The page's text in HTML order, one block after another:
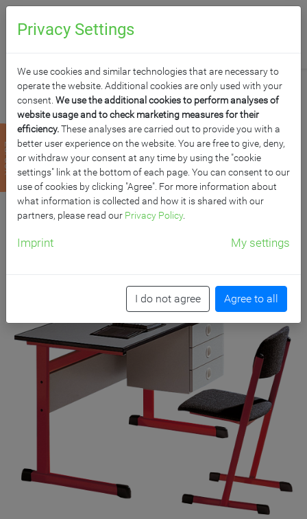
zurück LEHRERTISCH SERIE
"TL"
B/H/T: 130x76x65 cm, Melaminplatte mit ABS-Kante
Privacy Settings
We use cookies and similar technologies that are necessary to
operate the website. Additional cookies are only used with your
consent. We use the additional cookies to perform analyses of
website usage and to check marketing measures for their
efficiency.These analyses are carried out to provide you with a
better user experience on the website. You are free to give, deny,
or withdraw your consent at any time by using the "cookie
settings" link at the bottom of each page. You can consent to our
use of cookies by clicking "Agree". For more information about
what information is collected and how it is shared with our
partners, please read our Privacy Policy.
Imprint My settings
I do not agree Agree to all